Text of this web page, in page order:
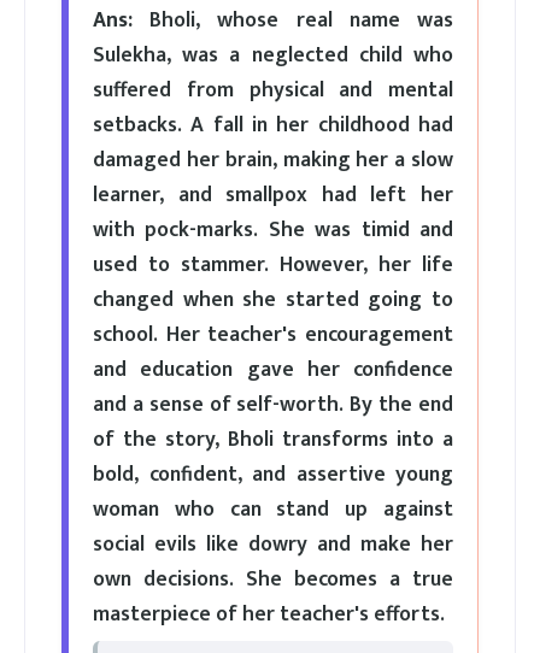
Ans: Bholi, whose real name was
Sulekha, was a neglected child who
suffered from physical and mental
setbacks. A fall in her childhood had
damaged her brain, making her a slow
learner, and smallpox had left her
with pock-marks. She was timid and
used to stammer. However, her life
changed when she started going to
school. Her teacher's encouragement
and education gave her confidence
and a sense of self-worth. By the end
of the story, Bholi transforms into a
bold, confident, and assertive young
woman who can stand up against
social evils like dowry and make her
own decisions. She becomes a true
masterpiece of her teacher's efforts.